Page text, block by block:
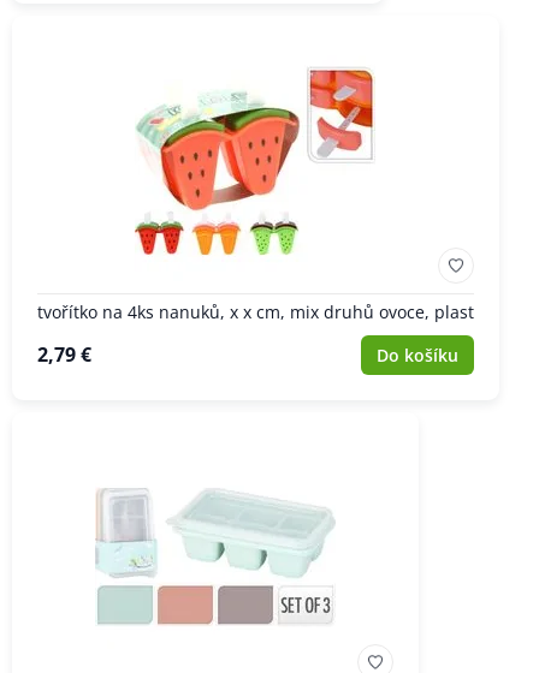
tvořítko na 4ks nanuků, x x cm, mix druhů ovoce, plast
2,79 € Do košíku